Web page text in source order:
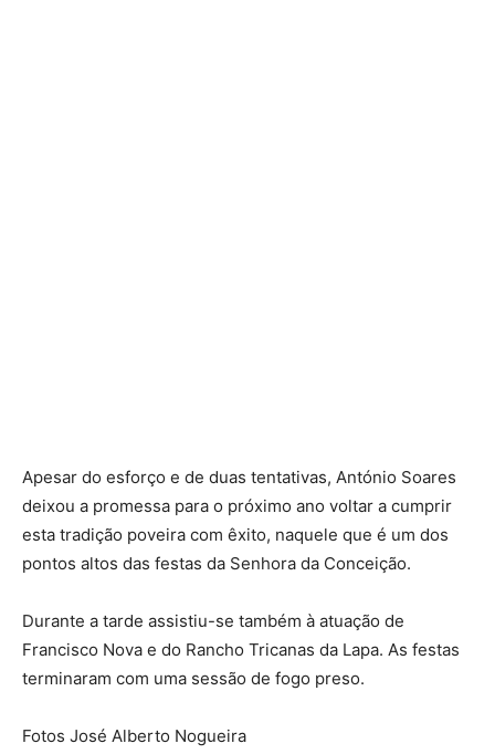
Apesar do esforço e de duas tentativas, António Soares
deixou a promessa para o próximo ano voltar a cumprir
esta tradição poveira com êxito, naquele que é um dos
pontos altos das festas da Senhora da Conceição.
Durante a tarde assistiu-se também à atuação de
Francisco Nova e do Rancho Tricanas da Lapa. As festas
terminaram com uma sessão de fogo preso.
Fotos José Alberto Nogueira